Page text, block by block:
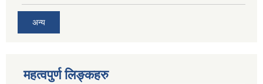
अन्य
महत्वपुर्ण लिङ्कहरु